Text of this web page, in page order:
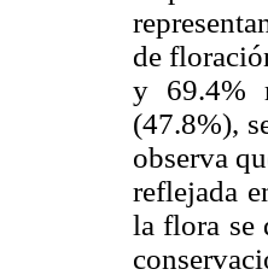
de
y 69.4%
(47.8%),
observa
reflejada
la flora se